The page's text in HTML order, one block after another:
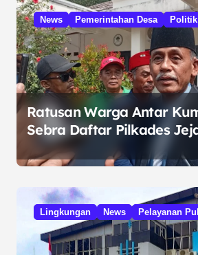
News Pemerintahan Desa Politik
Ratusan Warga Antar
Sebra Daftar Pilkades
Jaya, Serukan Pemilu
Lingkungan News Pelayanan